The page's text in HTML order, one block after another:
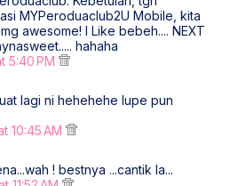
MYPeroduaclub2U Mobile, kita
awesome! I Like bebeh.... NEXT
hahaha
5:40 PM
lagi ni hehehehe lupe pun
10:45 AM
! bestnya ...cantik la...